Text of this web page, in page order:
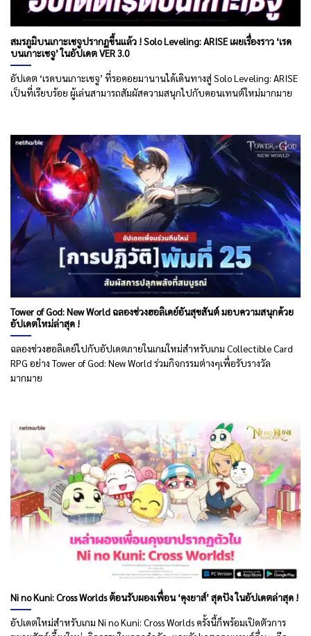
สมรภูมิบนเกาะเชจูปรากฏขึ้นแล้ว ! Solo Leveling: ARISE เผยเรื่องราว ‘เรด
บนเกาะเชจู’ ในอัปเดต VER 3.0
อัปเดต ‘เรดบนเกาะเชจู’ ที่รอคอยมานานได้เดินทางสู่ Solo Leveling: ARISE
เป็นที่เรียบร้อย ผู้เล่นสามารถสัมผัสความสนุกไปกับคอนเทนต์ใหม่มากมาย
Tower of God: New World ฉลองช่วงฮอลิเดย์อันสุขสันต์ มอบความสนุกด้วย
อัปเดตใหม่ล่าสุด !
ฉลองช่วงฮอลิเดย์ไปกับอัปเดตภายในเกมใหม่สำหรับเกม Collectible Card
RPG อย่าง Tower of God: New World ร่วมกิจกรรมต่างๆเพื่อรับรางวัล
มากมาย
Ni no Kuni: Cross Worlds ต้อนรับผองเพื่อน ‘คุงยาส์’ สุดปัง ในอัปเดตล่าสุด !
อัปเดตใหม่สำหรับเกม Ni no Kuni: Cross Worlds ครั้งนี้ก็พร้อมเปิดตัวการ